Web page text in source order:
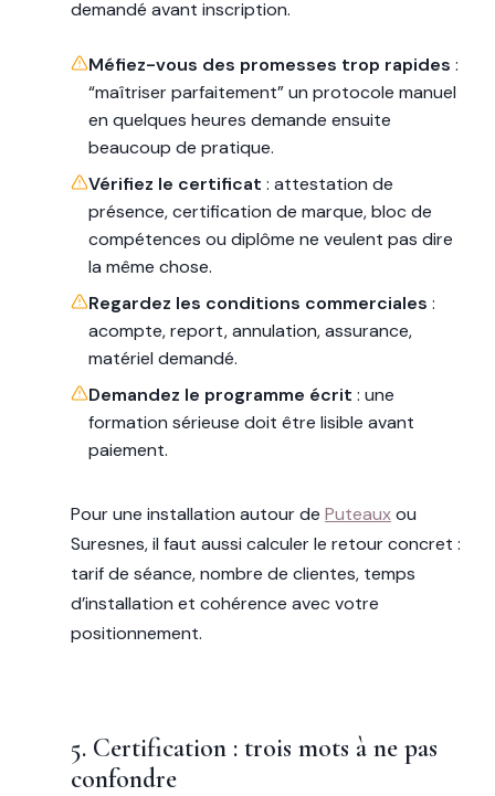
demandé avant inscription.
Méfiez-vous des promesses trop rapides :
“maîtriser parfaitement” un protocole manuel
en quelques heures demande ensuite
beaucoup de pratique.
Vérifiez le certificat : attestation de
présence, certification de marque, bloc de
compétences ou diplôme ne veulent pas dire
la même chose.
Regardez les conditions commerciales :
acompte, report, annulation, assurance,
matériel demandé.
Demandez le programme écrit : une
formation sérieuse doit être lisible avant
paiement.
Pour une installation autour de Puteauxou
Suresnes, il faut aussi calculer le retour concret :
tarif de séance, nombre de clientes, temps
d’installation et cohérence avec votre
positionnement.
5. Certification : trois mots à ne pas
confondre